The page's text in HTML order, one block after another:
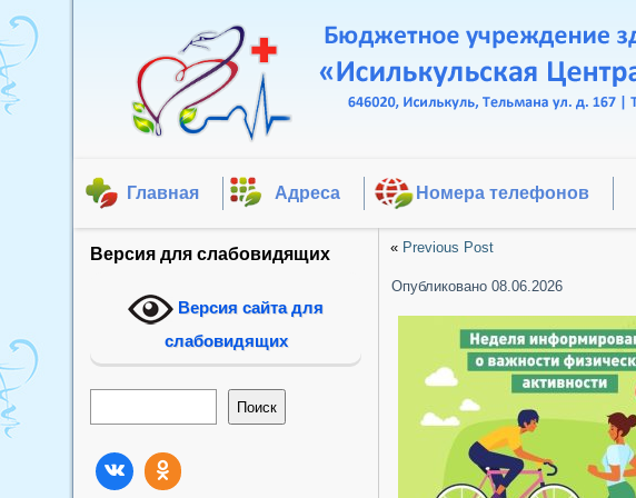
Главная Адреса Номера телефонов
Версия для слабовидящих
Версия сайта для
слабовидящих
Поиск
« Previous Post
Опубликовано 08.06.2026